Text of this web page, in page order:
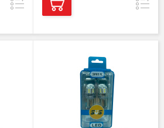
Сравнение